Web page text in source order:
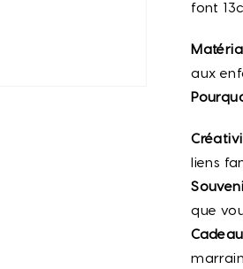
font
aux
liens
que